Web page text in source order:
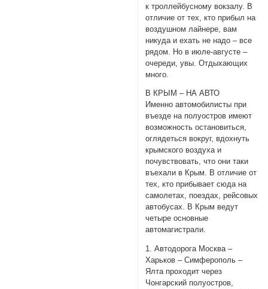
к троллейбусному вокзалу. В
отличие от тех, кто прибыл на
воздушном лайнере, вам
никуда и ехать не надо – все
рядом. Но в июле-августе –
очереди, увы. Отдыхающих
много.
В КРЫМ – НА АВТО
Именно автомобилисты при
въезде на полуостров имеют
возможность остановиться,
оглядеться вокруг, вдохнуть
крымского воздуха и
почувствовать, что они таки
въехали в Крым. В отличие от
тех, кто прибывает сюда на
самолетах, поездах, рейсовых
автобусах. В Крым ведут
четыре основные
автомагистрали.
1. Автодорога Москва –
Харьков – Симферополь –
Ялта проходит через
Чонгарский полуостров,